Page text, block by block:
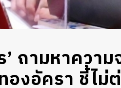
’ ถามหาคว
องอัครา ชี้ไม่